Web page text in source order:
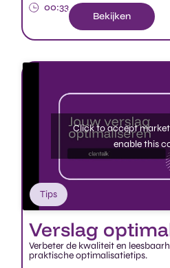
00:33
Bekijken
Click to accept
enable this
Tips
Verslag
Verbeter de kwaliteit en
praktische optimalisatietips.